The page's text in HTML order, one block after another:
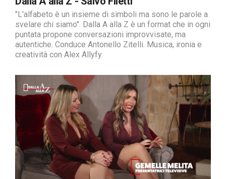
"L'alfabeto è un insieme di simboli ma sono le parole a
svelare chi siamo". Dalla A alla Z è un format che in ogni
puntata propone conversazioni improvvisate, ma
autentiche. Conduce Antonello Zitelli. Musica, ironia e
creatività con Alex Allyfy.